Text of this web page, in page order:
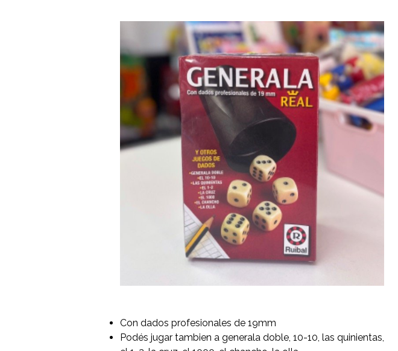
Con dados profesionales de 19mm
Podés jugar tambien a generala doble, 10-10, las quinientas,